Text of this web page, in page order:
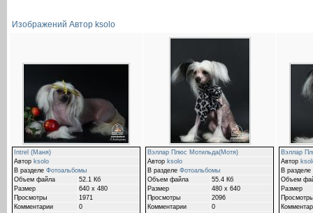
Изображений Автор ksolo
Intrel (Маня)
Автор ksolo
В разделе Фотоальбомы
Объем файла
52.1 Кб
Размер
640 x 480
Просмотры
1971
Комментарии
0
Вэллар Плюс Мотильда(Мотя)
Автор ksolo
В разделе Фотоальбомы
Объем файла
55.4 Кб
Размер
480 x 640
Просмотры
2096
Комментарии
0
Вэллар
Автор
В разделе
Объем
Размер
Просмотры